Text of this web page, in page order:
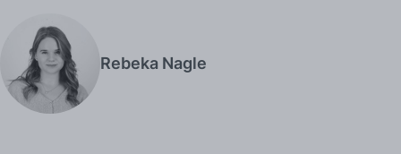
Rebeka Nagle